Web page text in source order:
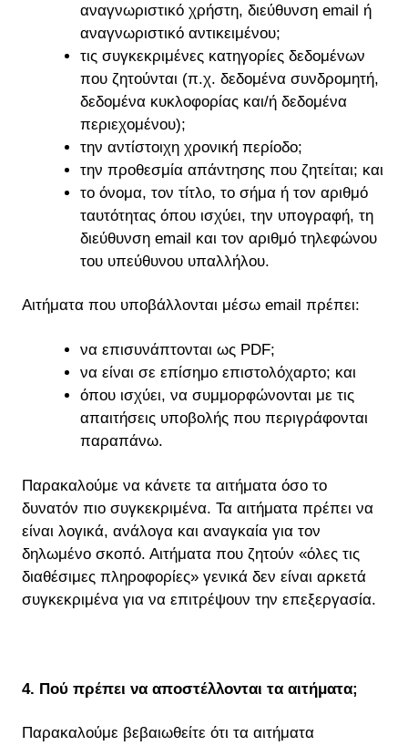
αναγνωριστικό χρήστη, διεύθυνση email ή
αναγνωριστικό αντικειμένου;
τις συγκεκριμένες κατηγορίες δεδομένων
που ζητούνται (π.χ. δεδομένα συνδρομητή,
δεδομένα κυκλοφορίας και/ή δεδομένα
περιεχομένου);
την αντίστοιχη χρονική περίοδο;
την προθεσμία απάντησης που ζητείται; και
το όνομα, τον τίτλο, το σήμα ή τον αριθμό
ταυτότητας όπου ισχύει, την υπογραφή, τη
διεύθυνση email και τον αριθμό τηλεφώνου
του υπεύθυνου υπαλλήλου.
Αιτήματα που υποβάλλονται μέσω email πρέπει:
να επισυνάπτονται ως PDF;
να είναι σε επίσημο επιστολόχαρτο; και
όπου ισχύει, να συμμορφώνονται με τις
απαιτήσεις υποβολής που περιγράφονται
παραπάνω.
Παρακαλούμε να κάνετε τα αιτήματα όσο το
δυνατόν πιο συγκεκριμένα. Τα αιτήματα πρέπει να
είναι λογικά, ανάλογα και αναγκαία για τον
δηλωμένο σκοπό. Αιτήματα που ζητούν «όλες τις
διαθέσιμες πληροφορίες» γενικά δεν είναι αρκετά
συγκεκριμένα για να επιτρέψουν την επεξεργασία.
4. Πού πρέπει να αποστέλλονται τα αιτήματα;
Παρακαλούμε βεβαιωθείτε ότι τα αιτήματα